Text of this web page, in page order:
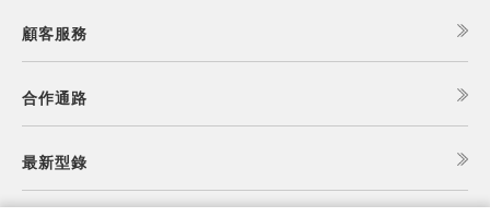
顧客服務
合作通路
最新型錄